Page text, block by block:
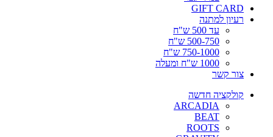
GIFT CARD
רעיון למתנה
עד 500 ש"ח
500-750 ש"ח
750-1000 ש"ח
1000 ש"ח ומעלה
צור קשר
קולקציה חדשה
ARCADIA
BEAT
ROOTS